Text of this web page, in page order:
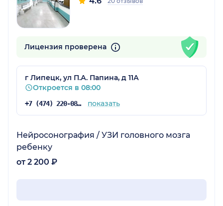
Лицензия проверена
г Липецк, ул П.А. Папина, д 11А
Откроется в 08:00
+7 (474) 220-08-46 показать
Нейросонография / УЗИ головного мозга
ребенку
от 2 200 ₽